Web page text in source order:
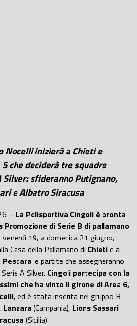
Nocelli inizierà a Chieti e
che deciderà tre squadre
Silver: sfideranno Putignano,
e Albatro Siracusa
– La Polisportiva Cingoli è pronta
di Serie B di pallamano
venerdì 19, a domenica 21 giugno,
Casa della Pallamano di Chietie al
Pescara le partite che assegneranno
A Silver. Cingoli partecipa con la
che ha vinto il girone di Area 6,
, ed è stata inserita nel gruppo B
Lanzara (Campania), Lions Sassari
(Sicilia).